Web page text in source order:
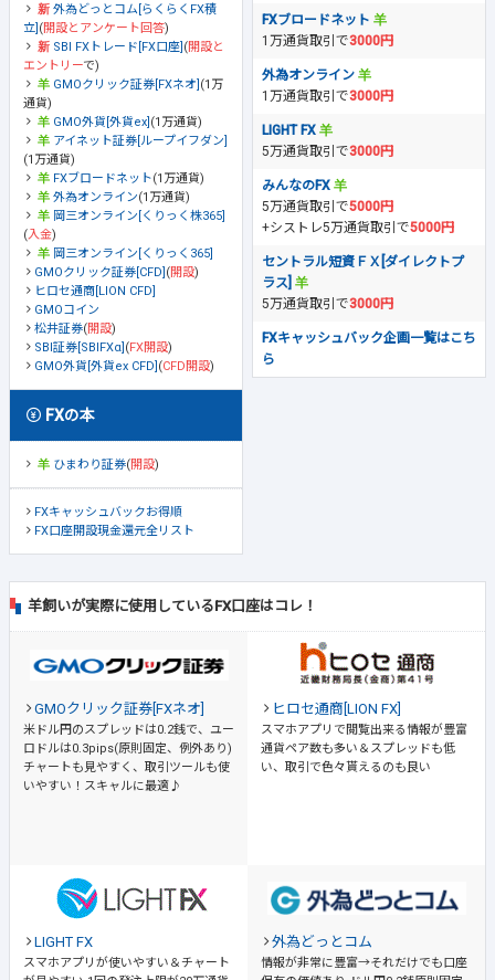
外為どっとコム[らくらくFX積
立] (開設とアンケート回答)
SBI FXトレード[FX口座] (開設と
エントリーで)
GMOクリック証券[FXネオ] (1万
通貨)
GMO外貨[外貨ex] (1万通貨)
アイネット証券[ループイフダン]
(1万通貨)
FXブロードネット(1万通貨)
外為オンライン(1万通貨)
岡三オンライン[くりっく株365]
(入金)
岡三オンライン[くりっく365]
GMOクリック証券[CFD] (開設)
ヒロセ通商[LION CFD]
GMOコイン
松井証券(開設)
SBI証券[SBIFXα] (FX開設)
GMO外貨[外貨ex CFD] (CFD開設)
FXの本
ひまわり証券(開設)
FXキャッシュバックお得順
FX口座開設現金還元全リスト
FXブロードネット
1万通貨取引で3000円
外為オンライン
1万通貨取引で3000円
LIGHT FX
5万通貨取引で3000円
みんなのFX
5万通貨取引で5000円
+シストレ5万通貨取引で5000円
セントラル短資ＦＸ[ダイレクトプ
ラス]
5万通貨取引で3000円
FXキャッシュバック企画一覧はこち
ら
羊飼いが実際に使用しているFX口座はコレ！
GMOクリック証券[FXネオ]
米ドル円のスプレッドは0.2銭で、ユー
ロドルは0.3pips(原則固定、例外あり)
チャートも見やすく、取引ツールも使
いやすい！スキャルに最適♪
ヒロセ通商[LION FX]
スマホアプリで閲覧出来る情報が豊富
通貨ペア数も多い＆スプレッドも低
い、取引で色々貰えるのも良い
LIGHT FX
スマホアプリが使いやすい＆チャート
外為どっとコム
情報が非常に豊富→それだけでも口座